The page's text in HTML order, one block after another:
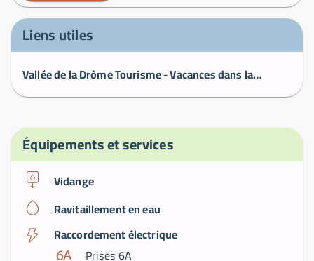
Liens utiles
Vallée de la Drôme Tourisme - Vacances dans la Drôme
Équipements et services
Vidange
Ravitaillement en eau
Raccordement électrique
Prises 6A